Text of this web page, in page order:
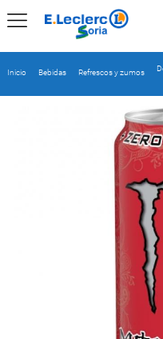
CORPORATIVO
MERCADO
Inicio Bebidas Refrescos y zumos